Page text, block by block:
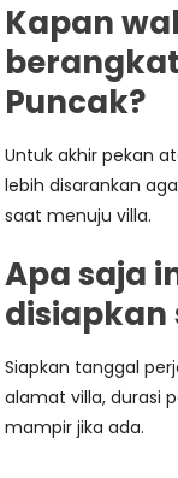
Kapan
Puncak?
Untuk akhir pekan
lebih disarankan
saat menuju villa.
Apa saja
disiapkan
Siapkan tanggal
alamat villa, durasi
mampir jika ada.